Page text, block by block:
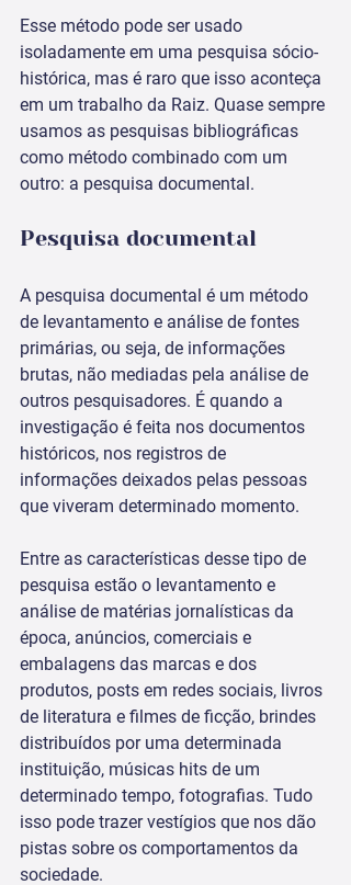
Esse método pode ser usado
isoladamente em uma pesquisa sócio-
histórica, mas é raro que isso aconteça
em um trabalho da Raiz. Quase sempre
usamos as pesquisas bibliográficas
como método combinado com um
outro: a pesquisa documental.
Pesquisa documental
A pesquisa documental é um método
de levantamento e análise de fontes
primárias, ou seja, de informações
brutas, não mediadas pela análise de
outros pesquisadores. É quando a
investigação é feita nos documentos
históricos, nos registros de
informações deixados pelas pessoas
que viveram determinado momento.
Entre as características desse tipo de
pesquisa estão o levantamento e
análise de matérias jornalísticas da
época, anúncios, comerciais e
embalagens das marcas e dos
produtos, posts em redes sociais, livros
de literatura e filmes de ficção, brindes
distribuídos por uma determinada
instituição, músicas hits de um
determinado tempo, fotografias. Tudo
isso pode trazer vestígios que nos dão
pistas sobre os comportamentos da
sociedade.